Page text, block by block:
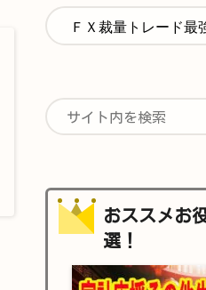
おススメお
選！